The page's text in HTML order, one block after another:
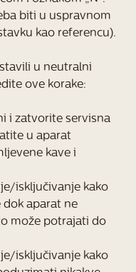
biti u uspravnom
kao referencu).
u neutralni
ove korake:
i zatvorite servisna
u aparat
kave i
isključivanje kako
dok aparat ne
može potrajati do
isključivanje kako